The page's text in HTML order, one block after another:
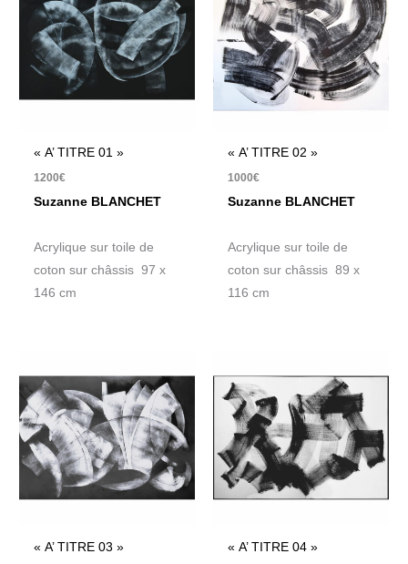
« A’ TITRE 01 »
1200€
Suzanne BLANCHET
Acrylique sur toile de
coton sur châssis 97 x
146 cm
« A’ TITRE 02 »
1000€
Suzanne BLANCHET
Acrylique sur toile de
coton sur châssis 89 x
116 cm
« A’ TITRE 03 » « A’ TITRE 04 »